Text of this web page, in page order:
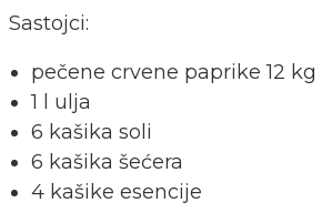
Sastojci:
pečene crvene paprike 12 kg
1 l ulja
6 kašika soli
6 kašika šećera
4 kašike esencije